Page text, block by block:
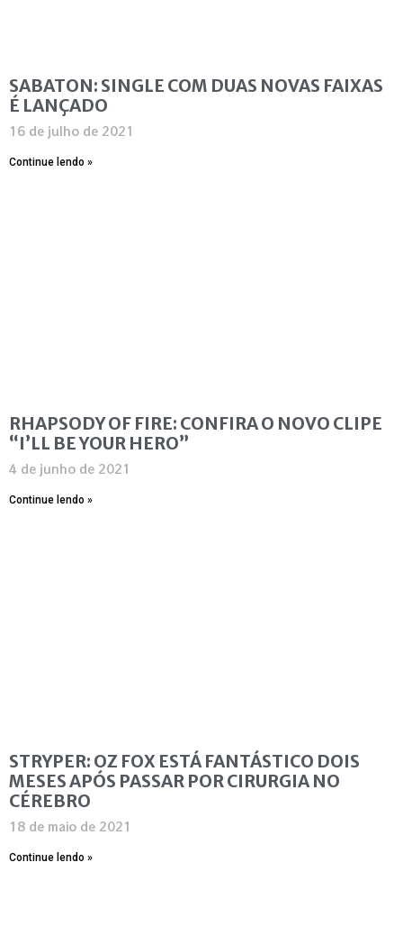
SABATON: SINGLE COM DUAS NOVAS FAIXAS
É LANÇADO
16 de julho de 2021
Continue lendo »
RHAPSODY OF FIRE: CONFIRA O NOVO CLIPE
“I’LL BE YOUR HERO”
4 de junho de 2021
Continue lendo »
STRYPER: OZ FOX ESTÁ FANTÁSTICO DOIS
MESES APÓS PASSAR POR CIRURGIA NO
CÉREBRO
18 de maio de 2021
Continue lendo »